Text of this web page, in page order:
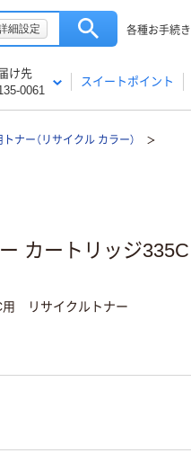
細設定 各種お手続き
け先
0061
スイートポイント
ナー（リサイクル カラー）
カートリッジ335C
用 リサイクルトナー